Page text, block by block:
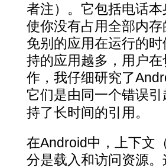
者注）。它包括电话
使你没有占用全部内
免别的应用在运行的
持的应用越多，用户
作，我仔细研究了
它们是由同一个错误
持了长时间的引用。
在Android中，上下文
分是载入和访问资源